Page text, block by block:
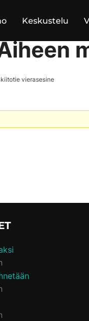
Keskustelu
vierasesine